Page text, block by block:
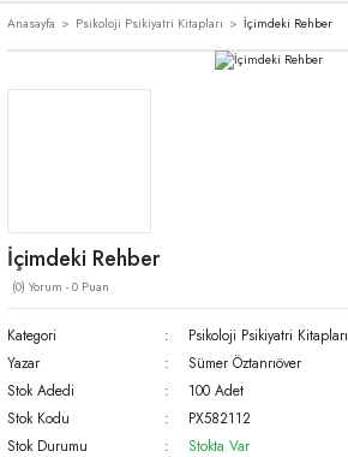
Anasayfa Psikoloji Psikiyatri Kitapları İçimdeki Rehber
İçimdeki Rehber
(0) Yorum - 0 Puan
Kategori
Psikoloji Psikiyatri Kitapları
Yazar
Sümer Öztanrıöver
Stok Adedi
100 Adet
Stok Kodu
PX582112
Stok Durumu
Stokta Var